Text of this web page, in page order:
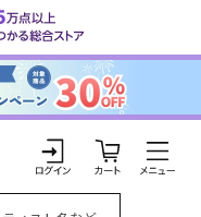
カ
ー
ト